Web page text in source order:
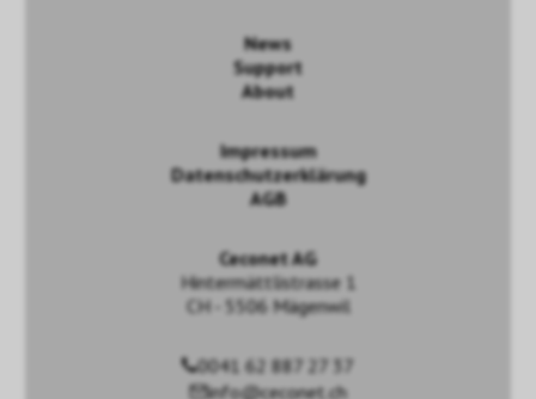
News
Support
About
Impressum
Datenschutzerklärung
AGB
Ceconet AG
Hintermättlistrasse 1
CH - 5506 Mägenwil
0041 62 887 27 37
info@ceconet.ch